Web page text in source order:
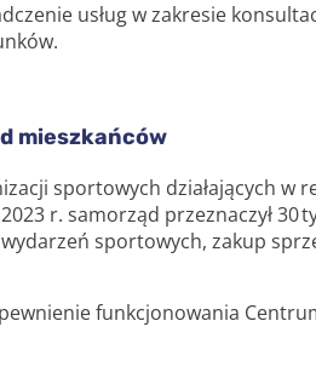
usług w zakresie
mieszkańców
sportowych działających w
r. samorząd przeznaczył 30
sportowych, zakup
funkcjonowania